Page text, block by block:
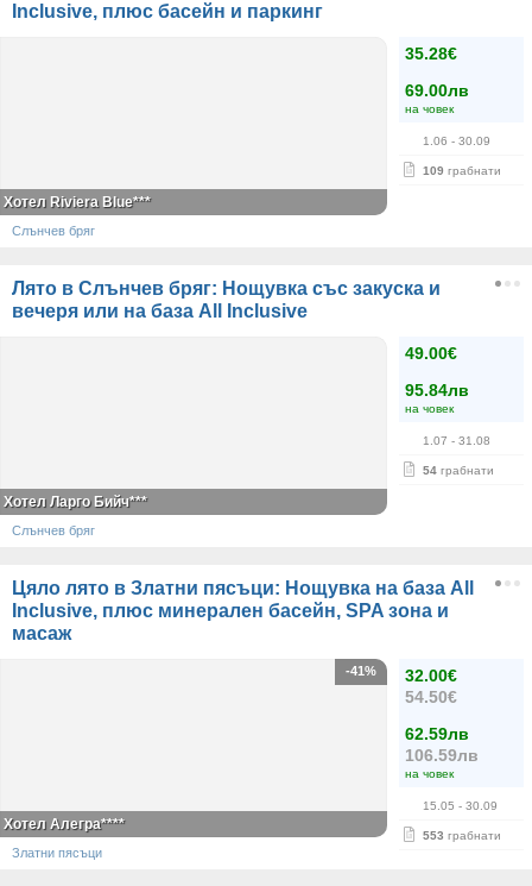
Inclusive, плюс басейн и паркинг
35.28€
69.00лв
на човек
1.06 - 30.09
109 грабнати
Хотел Riviera Blue***
Слънчев бряг
Лято в Слънчев бряг: Нощувка със закуска и
вечеря или на база All Inclusive
49.00€
95.84лв
на човек
1.07 - 31.08
54 грабнати
Хотел Ларго Бийч***
Слънчев бряг
Цяло лято в Златни пясъци: Нощувка на база All
Inclusive, плюс минерален басейн, SPA зона и
масаж
32.00€
54.50€
62.59лв
106.59лв
на човек
15.05 - 30.09
553 грабнати
-41%
Хотел Алегра****
Златни пясъци